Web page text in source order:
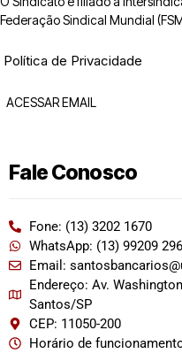
Federação Sindical Mundial
Política de Privacidade
ACESSAR EMAIL
Fale Conosco
Fone: (13) 3202 1670
WhatsApp: (13) 99209
Email:
Endereço: Av.
Santos/SP
CEP: 11050-200
Horário de